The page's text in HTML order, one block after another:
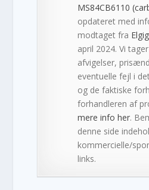
MS84CB6110
opdateret med
modtaget fra
april 2024. Vi
afvigelser,
eventuelle fejl i
og de faktiske
forhandleren af
mere info her.
denne side
kommercielle/
links.